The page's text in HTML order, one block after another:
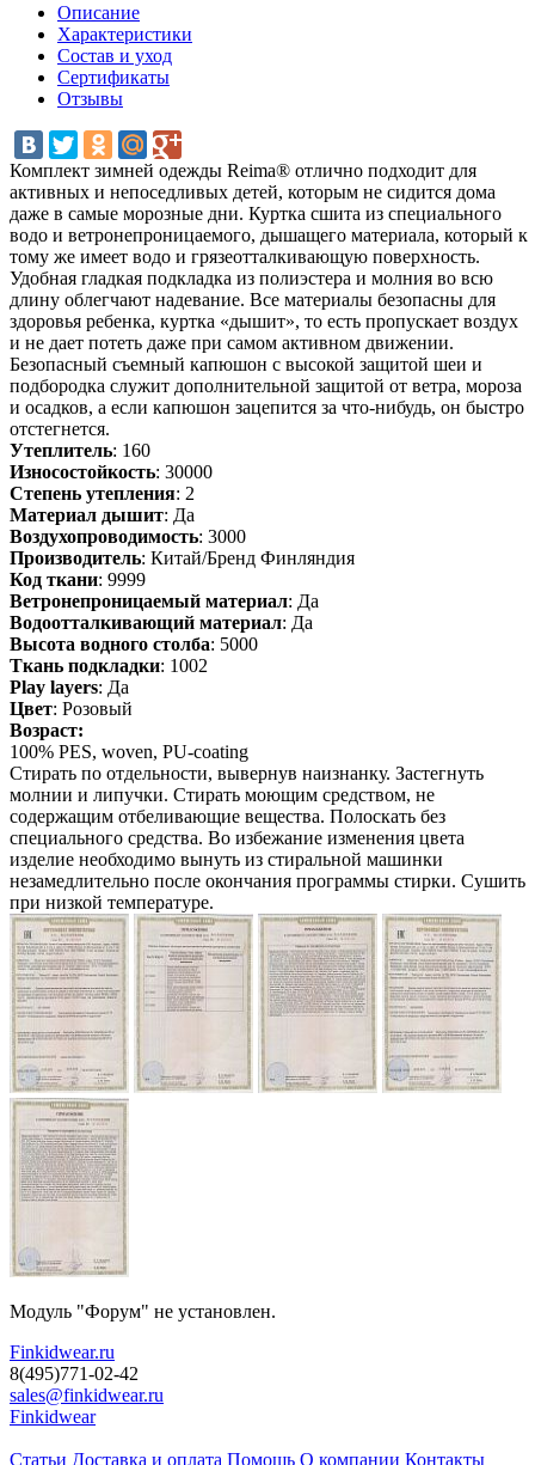
Описание
Характеристики
Состав и уход
Сертификаты
Отзывы
Комплект зимней одежды Reima® отлично подходит для
активных и непоседливых детей, которым не сидится дома
даже в самые морозные дни. Куртка сшита из специального
водо и ветронепроницаемого, дышащего материала, который к
тому же имеет водо и грязеотталкивающую поверхность.
Удобная гладкая подкладка из полиэстера и молния во всю
длину облегчают надевание. Все материалы безопасны для
здоровья ребенка, куртка «дышит», то есть пропускает воздух
и не дает потеть даже при самом активном движении.
Безопасный съемный капюшон с высокой защитой шеи и
подбородка служит дополнительной защитой от ветра, мороза
и осадков, а если капюшон зацепится за что-нибудь, он быстро
отстегнется.
Утеплитель: 160
Износостойкость: 30000
Степень утепления: 2
Материал дышит: Да
Воздухопроводимость: 3000
Производитель: Китай/Бренд Финляндия
Код ткани: 9999
Ветронепроницаемый материал: Да
Водоотталкивающий материал: Да
Высота водного столба: 5000
Ткань подкладки: 1002
Play layers: Да
Цвет: Розовый
Возраст:
100% PES, woven, PU-coating
Стирать по отдельности, вывернув наизнанку. Застегнуть
молнии и липучки. Стирать моющим средством, не
содержащим отбеливающие вещества. Полоскать без
специального средства. Во избежание изменения цвета
изделие необходимо вынуть из стиральной машинки
незамедлительно после окончания программы стирки. Сушить
при низкой температуре.
Модуль "Форум" не установлен.
Finkidwear.ru
8(495)771-02-42
sales@finkidwear.ru
Finkidwear
Статьи Доставка и оплата Помощь О компании Контакты